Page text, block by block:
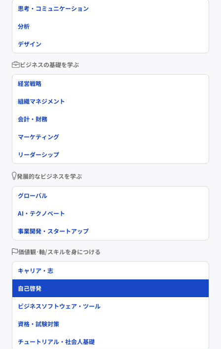
思考・コミュニケーション
分析
デザイン
ビジネスの基礎を学ぶ
経営戦略
組織マネジメント
会計・財務
マーケティング
リーダーシップ
発展的なビジネスを学ぶ
グローバル
AI・テクノベート
事業開発・スタートアップ
価値観･軸/スキルを身につける
キャリア・志
自己啓発
ビジネスソフトウェア・ツール
資格・試験対策
チュートリアル・社会人基礎